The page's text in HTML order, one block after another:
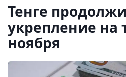
Тенге
укрепление на
ноября